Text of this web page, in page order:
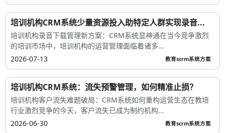
培训机构CRM系统少量资源投入助特定人群实现录音...
培训机构录音下载管理新方案：CRM系统显神通在当今竞争激烈
的培训市场中，培训机构的运营管理面临着诸多...
2026-07-13
教育scrm系统方案
培训机构CRM系统：流失预警管理，如何精准止损？
培训机构客户流失难题破局：CRM系统如何重构运营生态在教培
行业激烈竞争的今天，客户流失已成为制约机构...
2026-06-30
教育scrm系统方案